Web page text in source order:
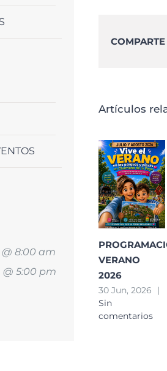
Artículos
VERANO
2026
30 Jun, 2026
|
Sin
comentarios
@ 8:00 am
@ 5:00 pm